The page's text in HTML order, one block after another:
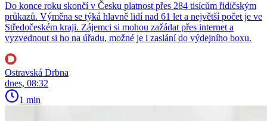
Do konce roku skončí v Česku platnost přes 284 tisícům řidičským
průkazů. Výměna se týká hlavně lidí nad 61 let a největší počet je ve
Středočeském kraji. Zájemci si mohou zažádat přes internet a
vyzvednout si ho na úřadu, možné je i zaslání do výdejního boxu.
Ostravská Drbna
dnes, 08:32
1 min